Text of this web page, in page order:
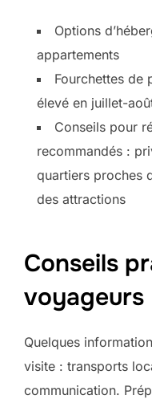
Options
appartements
Fourchettes de
élevé en juillet-
Conseils pour
recommandés :
quartiers proches
des attractions
Conseils
voyageurs
Quelques
visite : transports
communication.